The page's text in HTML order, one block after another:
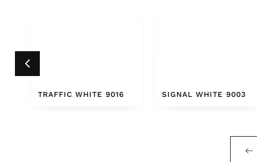
SIGNAL WHITE 9003 PURE WHITE 9010